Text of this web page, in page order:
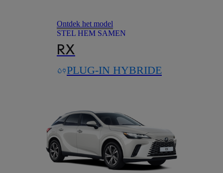
Ontdek het model
STEL HEM SAMEN
RX
PLUG-IN HYBRIDE